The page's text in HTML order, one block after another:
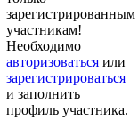
зарегистрированным
участникам!
Необходимо
авторизоваться или
зарегистрироваться
и заполнить
профиль участника.